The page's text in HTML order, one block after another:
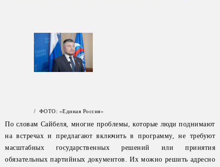
/ ФОТО: «Единая Россия»
По словам Сайбеля, многие проблемы, которые люди поднимают
на встречах и предлагают включить в программу, не требуют
масштабных государственных решений или принятия
обязательных партийных документов. Их можно решить адресно